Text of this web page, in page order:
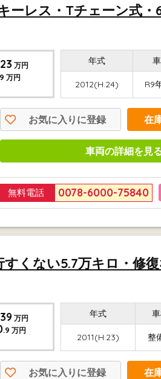
レス・Tチェーン式・
23万円
万円
年式
2012(H.24) R9
お気に入りに登録 在
車両の詳細を見
無料電話 0078-6000-75840
くない5.7万キロ・修
39万円
.9 万円
年式
2011(H.23) 整
お気に入りに登録 在